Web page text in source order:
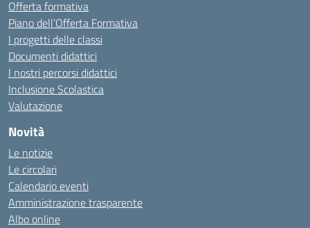
Offerta formativa
Piano dell’Offerta Formativa
I progetti delle classi
Documenti didattici
I nostri percorsi didattici
Inclusione Scolastica
Valutazione
Novità
Le notizie
Le circolari
Calendario eventi
Amministrazione trasparente
Albo online